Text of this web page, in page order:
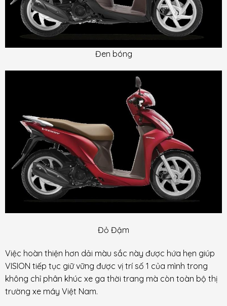
Đen bóng
Đỏ Đậm
Việc hoàn thiện hơn dải màu sắc này được hứa hẹn giúp
VISION tiếp tục giữ vững được vị trí số 1 của mình trong
không chỉ phân khúc xe ga thời trang mà còn toàn bộ thị
trường xe máy Việt Nam.